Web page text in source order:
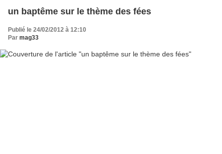
un baptême sur le thème des fées
Publié le 24/02/2012 à 12:10
Par mag33